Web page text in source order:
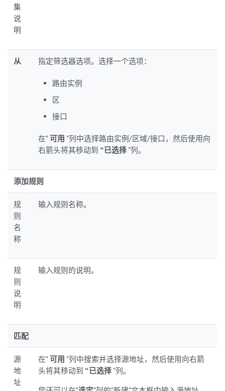
集
说
明
从 指定筛选器选项。选择一个选项：
路由实例
区
接口
在“可用 ”列中选择路由实例/区域/接口，然后使用向
右箭头将其移动到 “已选择 ”列。
添加规则
规
则
名
称
输入规则名称。
规
则
说
明
输入规则的说明。
匹配
源
地
址
在“可用 ”列中搜索并选择源地址，然后使用向右箭
头将其移动到 “已选择 ”列。